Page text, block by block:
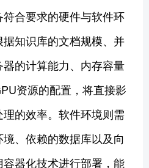
合要求的硬件与软件环
知识库的文档规模、并
的计算能力、内存容量
资源的配置，将直接影
的效率。软件环境则需
、依赖的数据库以及向
器化技术进行部署，能